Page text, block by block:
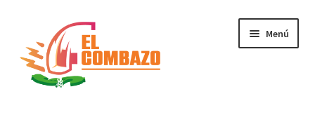
Menú